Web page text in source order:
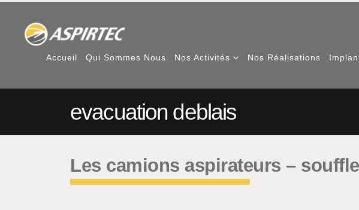
Accueil Qui Sommes Nous Nos Activités Nos Réalisations
evacuation deblais
Les camions aspirateurs –